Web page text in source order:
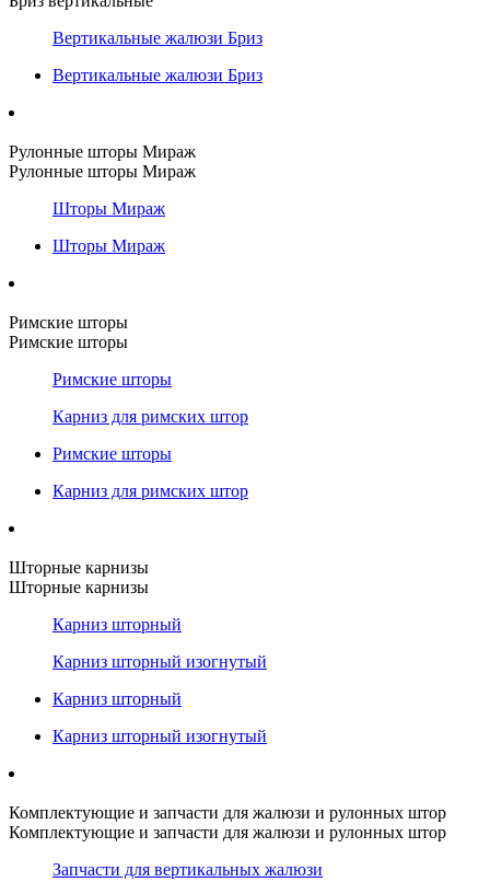
Вертикальные жалюзи Бриз
Вертикальные жалюзи Бриз
Рулонные шторы Мираж
Рулонные шторы Мираж
Шторы Мираж
Шторы Мираж
Римские шторы
Римские шторы
Римские шторы
Карниз для римских штор
Римские шторы
Карниз для римских штор
Шторные карнизы
Шторные карнизы
Карниз шторный
Карниз шторный изогнутый
Карниз шторный
Карниз шторный изогнутый
Комплектующие и запчасти для жалюзи и рулонных штор
Комплектующие и запчасти для жалюзи и рулонных штор
Запчасти для вертикальных жалюзи